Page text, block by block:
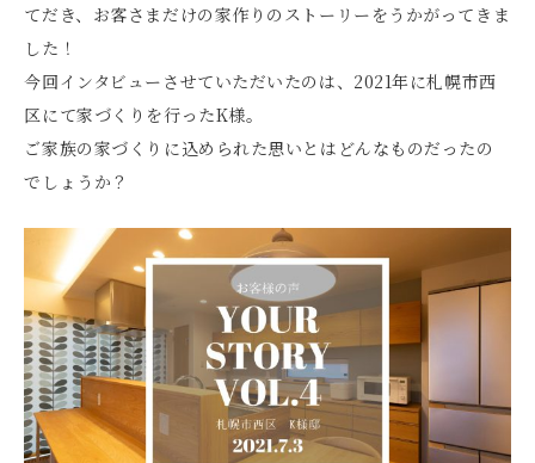
てだき、お客さまだけの家作りのストーリーをうかがってきま
した！
今回インタビューさせていただいたのは、2021年に札幌市西
区にて家づくりを行ったK様。
ご家族の家づくりに込められた思いとはどんなものだったの
でしょうか？